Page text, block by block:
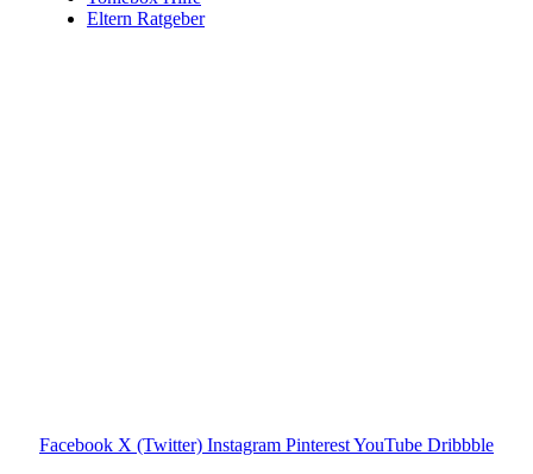
Eltern Ratgeber
Facebook X (Twitter) Instagram PinterestYouTube Dribbble